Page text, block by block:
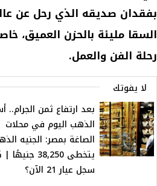
بفقدان صديقه الذي رحل عن
السقا مليئة بالحزن العميق،
رحلة الفن والعمل.
لا يفوتك
بعد ارتفاع ثمن الجرام..
الذهب اليوم في محلات
الصاغة بمصر: الجنيه
يتخطى 38,250
سجل عيار 21 الآن؟